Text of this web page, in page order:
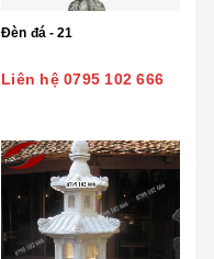
Đèn đá - 21
Liên hệ 0795 102 666